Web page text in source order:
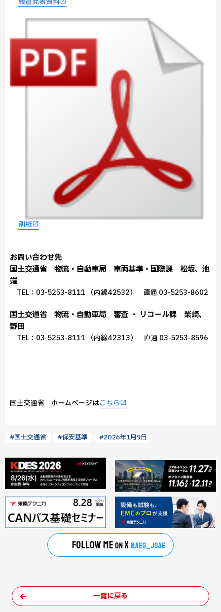
別紙
お問い合わせ先
国土交通省 物流・自動車局 車両基準・国際課 松坂、池
端
TEL：03-5253-8111 （内線42532） 直通 03-5253-8602
国土交通省 物流・自動車局 審査 ・ リコール課 柴崎、
野田
TEL：03-5253-8111 （内線42313） 直通 03-5253-8596
国土交通省 ホームページはこちら
#国土交通省 #保安基準 #2026年1月9日
一覧に戻る